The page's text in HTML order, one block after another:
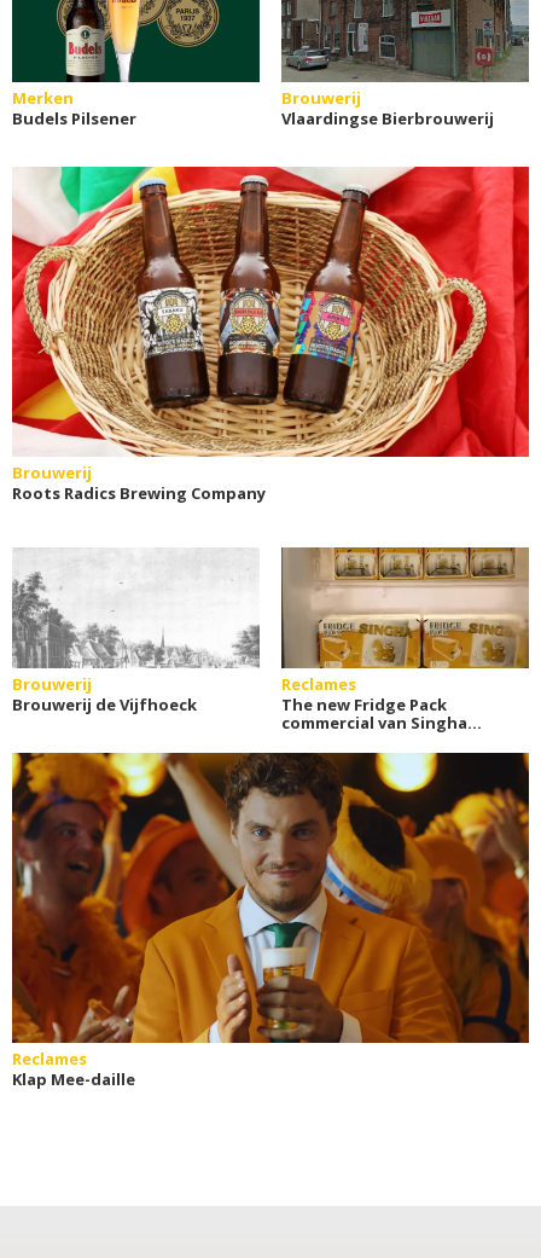
Merken
Budels Pilsener
Brouwerij
Vlaardingse Bierbrouwerij
Brouwerij
Roots Radics Brewing Company
Brouwerij
Brouwerij de Vijfhoeck
Reclames
The new Fridge Pack
commercial van Singha
Reclames
Klap Mee-daille